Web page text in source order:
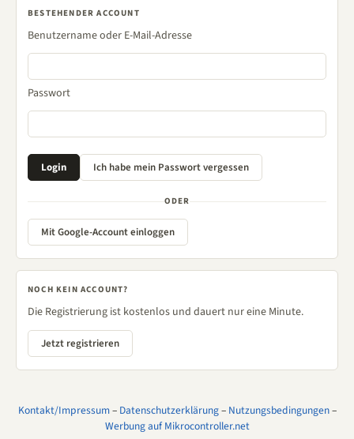
BESTEHENDER ACCOUNT
Benutzername oder E-Mail-Adresse
Passwort
ODER
Mit Google-Account einloggen
NOCH KEIN ACCOUNT?
Die Registrierung ist kostenlos und dauert nur eine Minute.
Jetzt registrieren
Kontakt/Impressum– Datenschutzerklärung– Nutzungsbedingungen–
Werbung auf Mikrocontroller.net